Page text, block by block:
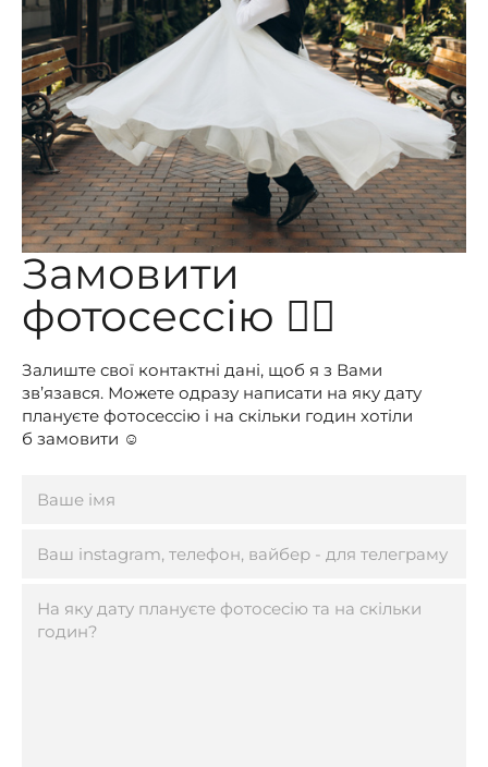
Замовити
фотосессію 👇🏻
Залиште свої контактні дані, щоб я з Вами
зв’язався. Можете одразу написати на яку дату
плануєте фотосессію і на скільки годин хотіли
б замовити ☺️